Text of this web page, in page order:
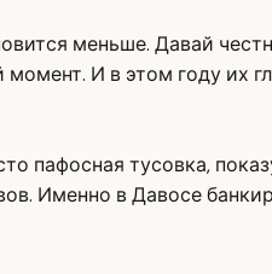
меньше. Давай
момент. И в этом году их
пафосная тусовка,
Именно в Давосе